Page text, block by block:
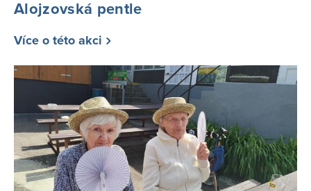
Alojzovská pentle
Více o této akci